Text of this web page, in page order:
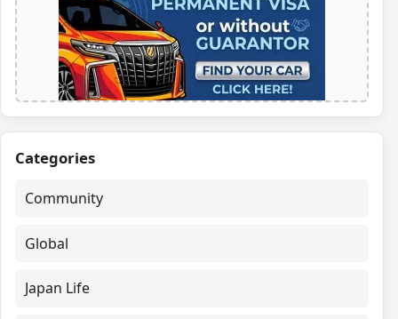
Categories
Community
Global
Japan Life